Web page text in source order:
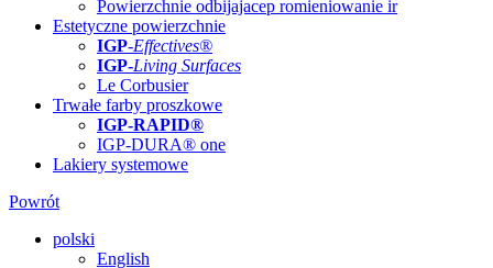
Powierzchnie odbijajacep romieniowanie ir
Estetyczne powierzchnie
IGP-Effectives®
IGP-Living Surfaces
Le Corbusier
Trwałe farby proszkowe
IGP-RAPID®
IGP-DURA® one
Lakiery systemowe
Powrót
polski
English